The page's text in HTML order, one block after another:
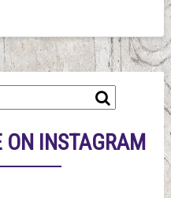
ON INSTAGRAM